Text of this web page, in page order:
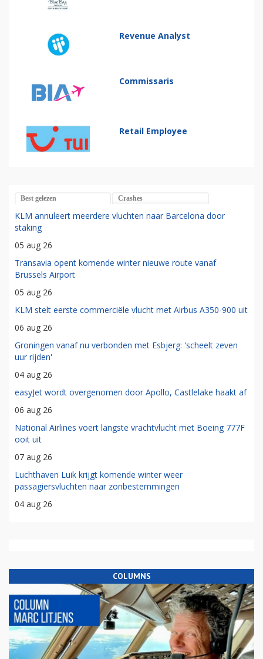
Revenue Analyst
Commissaris
Retail Employee
Best gelezen Crashes
KLM annuleert meerdere vluchten naar Barcelona door
staking
05 aug 26
Transavia opent komende winter nieuwe route vanaf
Brussels Airport
05 aug 26
KLM stelt eerste commerciële vlucht met Airbus A350-900 uit
06 aug 26
Groningen vanaf nu verbonden met Esbjerg: 'scheelt zeven
uur rijden'
04 aug 26
easyJet wordt overgenomen door Apollo, Castlelake haakt af
06 aug 26
National Airlines voert langste vrachtvlucht met Boeing 777F
ooit uit
07 aug 26
Luchthaven Luik krijgt komende winter weer
passagiersvluchten naar zonbestemmingen
04 aug 26
COLUMNS